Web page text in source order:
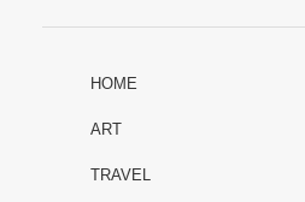
HOME
ART
TRAVEL